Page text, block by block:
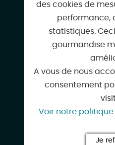
des cookies de
performance,
statistiques.
gourmandise
A vous de nous
consentement
Voir notre
Je